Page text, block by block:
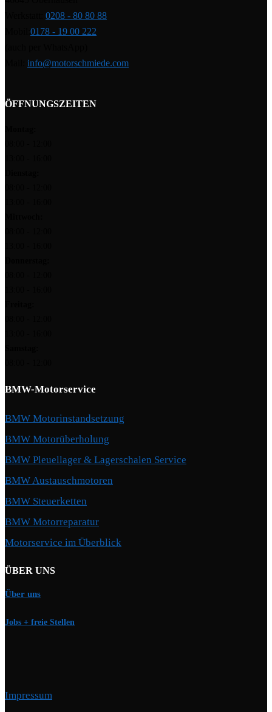
0208 - 80 80 88
0178 - 19 00 222
info@motorschmiede.com
ÖFFNUNGSZEITEN
BMW-Motorservice
BMW Motorinstandsetzung
BMW Motorüberholung
BMW Pleuellager & Lagerschalen Service
BMW Austauschmotoren
BMW Steuerketten
BMW Motorreparatur
Motorservice im Überblick
ÜBER UNS
Über uns
Jobs + freie Stellen
Impressum